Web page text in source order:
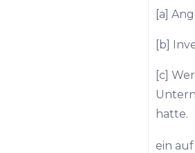
[a]
[b]
[c]
hatte.
ein